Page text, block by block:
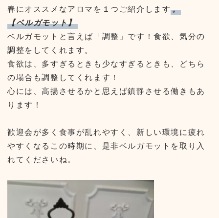
春にオススメなアロマを１つご紹介します。
【ベルガモット】
ベルガモットと言えば「調整」です！食欲、気分の
調整をしてくれます。
食欲は、多すぎるときも少なすぎるときも、どちら
の場合も調整してくれます！
心には、高揚させるかと思えば鎮静させる働きもあ
ります！
歓迎会が多く食事が乱れやすく、新しい環境に疲れ
やすくなるこの時期に、是非ベルガモットを取り入
れてくださいね。